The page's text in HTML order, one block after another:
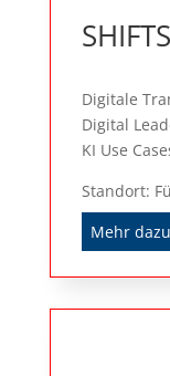
Digitale
Digital
KI Use
Standort:
Mehr dazu